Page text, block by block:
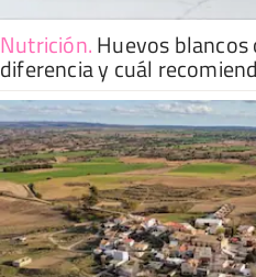
Nutrición.Huevos
diferencia y cuál